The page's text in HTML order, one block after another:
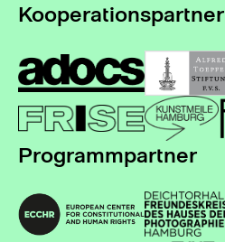
Kooperationspartner
Programmpartner